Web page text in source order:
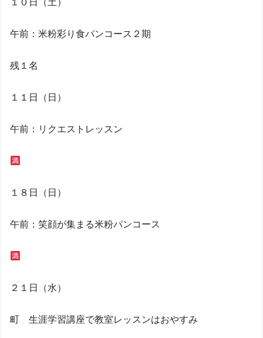
１０日（土）
午前：米粉彩り食パンコース２期
残１名
１１日（日）
午前：リクエストレッスン
１８日（日）
午前：笑顔が集まる米粉パンコース
２１日（水）
町 生涯学習講座で教室レッスンはおやすみ